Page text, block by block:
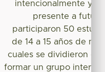
intencionalmente y
presente a
participaron 50
de 14 a 15 años de
cuales se dividieron en
formar un grupo